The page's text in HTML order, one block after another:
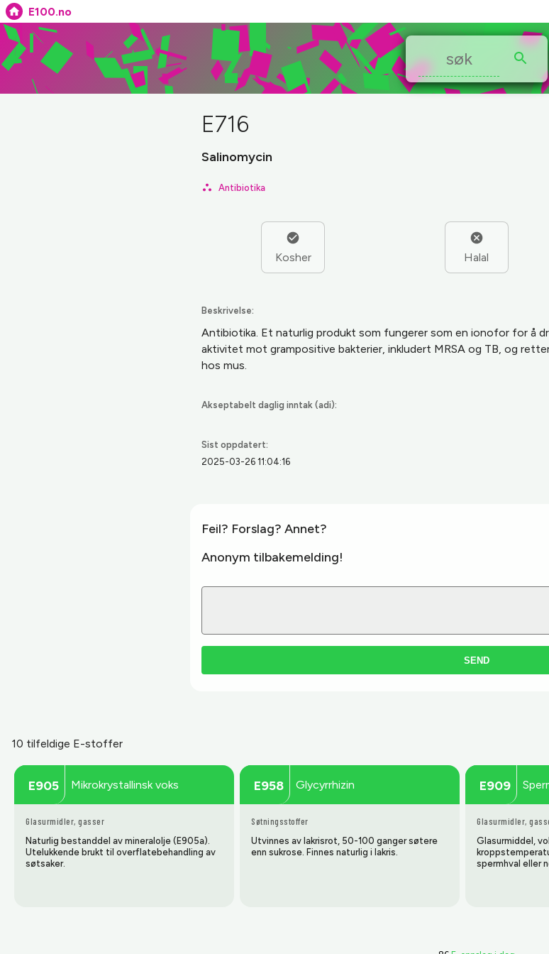
E100.no
E716
Salinomycin
Antibiotika
Kosher Halal
Beskrivelse:
Antibiotika. Et naturlig produkt som fungerer som en ionofor for å
aktivitet mot grampositive bakterier, inkludert MRSA og TB, og
hos mus.
Akseptabelt daglig inntak (adi):
Sist oppdatert:
2025-03-26 11:04:16
Feil? Forslag? Annet?
Anonym tilbakemelding!
SEND
10 tilfeldige E-stoffer
E905 Mikrokrystallinsk voks
Glasurmidler, gasser
Naturlig bestanddel av mineralolje (E905a).
Utelukkende brukt til overflatebehandling av
søtsaker.
E958 Glycyrrhizin
Søtningsstoffer
Utvinnes av lakrisrot, 50-100 ganger søtere
enn sukrose. Finnes naturlig i lakris.
E909
Glasurmidler,
Glasurmiddel,
spermhval eller